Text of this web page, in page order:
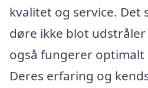
kvalitet og service. Det
døre ikke blot
også fungerer optimalt
Deres erfaring og